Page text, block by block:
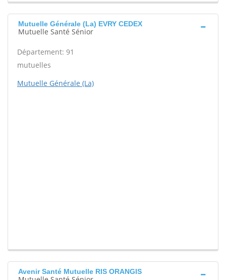
Mutuelle Générale (La) EVRY CEDEX
Mutuelle Santé Sénior
Département: 91
mutuelles
Mutuelle Générale (La)
Avenir Santé Mutuelle RIS ORANGIS